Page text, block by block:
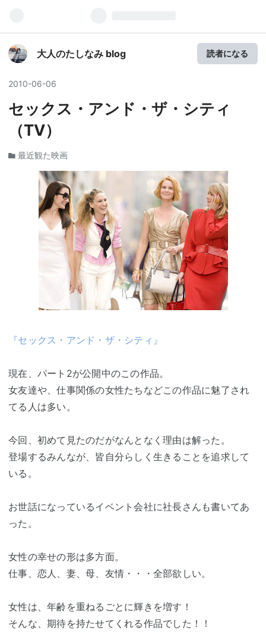
大人のたしなみ blog 読者になる
2010-06-06
セックス・アンド・ザ・シティ
（TV）
最近観た映画
『セックス・アンド・ザ・シティ』
現在、パート2が公開中のこの作品。
女友達や、仕事関係の女性たちなどこの作品に魅了され
てる人は多い。
今回、初めて見たのだがなんとなく理由は解った。
登場するみんなが、皆自分らしく生きることを追求して
いる。
お世話になっているイベント会社に社長さんも書いてあ
った。
女性の幸せの形は多方面。
仕事、恋人、妻、母、友情・・・全部欲しい。
女性は、年齢を重ねるごとに輝きを増す！
そんな、期待を持たせてくれる作品でした！！